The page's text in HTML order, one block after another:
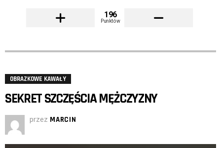
196
Punktów
OBRAZKOWE KAWAŁY
SEKRET SZCZĘŚCIA MĘŻCZYZNY
przez MARCIN